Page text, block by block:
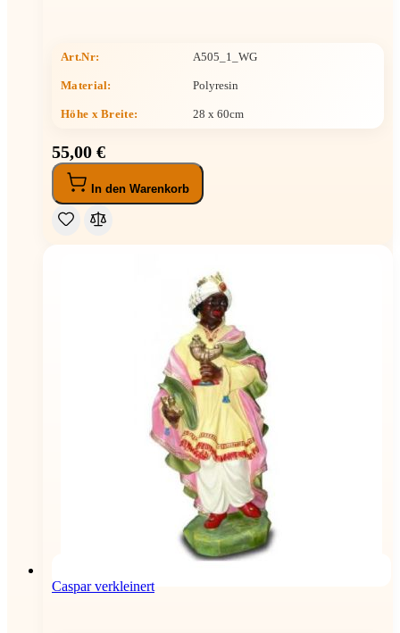
Art.Nr: A505_1_WG
Material: Polyresin
Höhe x Breite: 28 x 60cm
55,00 €
In den Warenkorb
Caspar verkleinert